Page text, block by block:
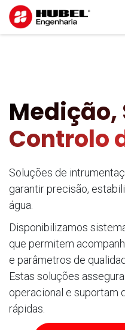
Pular para o conteúdo
Medição,
Controlo
Soluções de
garantir precisão,
água.
Disponibilizamos
que permitem
e parâmetros de
Estas soluções
operacional e suportam
rápidas.